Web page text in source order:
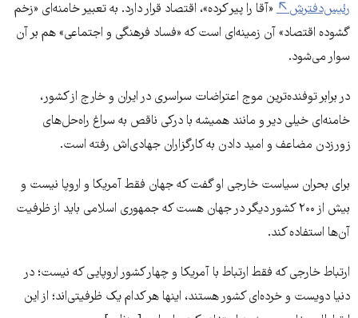
رئیس‌دفترش
«آقا را پیر کرده»، اقتصاد قرار دارد. به تعبیر خامنه‌ای «زخم
گشوده اقتصاد» آن زمینه‌ای است که «فساد فرهنگی و اجتماعی» هم بر آن
سوار می‌شود.
در برابر توفنده‌ترین موج اعتراضات سراسری در ایران و خارج از کشور،
خامنه‌ای خیلی دیر و مانند همیشه با درکی ناقص به سراغ راه‌حل‌های
زور‌زدن مضاعف و امید دادن به کارگزاران جهادی‌اش رفته است.
برای بحران سیاست خارجی او گفت که جهان فقط آمریکا و اروپا نیست و
بیش از ۲۰۰ کشور دیگر در جهان هست که جمهوری اسلامی باید از ظرفیت
آن‌ها استفاده کند.
ارتباط خارجی که فقط ارتباط با آمریکا و چهار کشور اروپایی که نیست؛ در
دنیا دویست و خرده‌ای کشور هستند، اینها هر کدام یک ظرفیتی‌اند؛ از این